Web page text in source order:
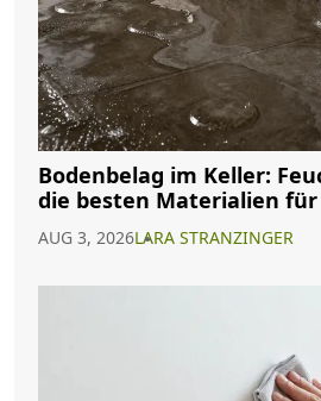
Bodenbelag im Keller:
die besten Materialien für
AUG 3, 2026LARA STRANZINGER